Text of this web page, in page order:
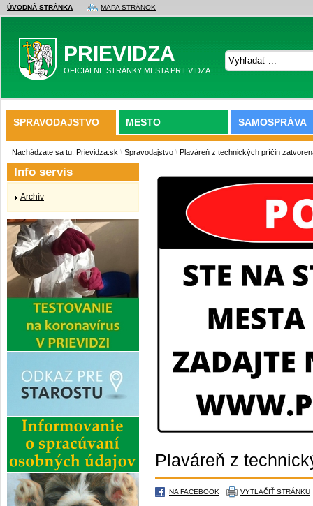
ÚVODNÁ STRÁNKA MAPA STRÁNOK
PRIEVIDZA
OFICIÁLNE STRÁNKY MESTA PRIEVIDZA
SPRAVODAJSTVO MESTO SAMOSPRÁVA
Nachádzate sa tu: Prievidza.sk \ Spravodajstvo \ Plaváreň z technických príčin
Plaváreň z
NA FACEBOOK VYTLAČIŤ STRÁNKU
Info servis
Archív